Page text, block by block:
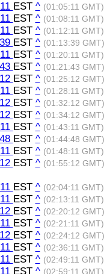
EST ^ (01:05:11 GMT)
EST ^ (01:08:11 GMT)
EST ^ (01:12:11 GMT)
EST ^ (01:13:39 GMT)
EST ^ (01:20:11 GMT)
EST ^ (01:21:43 GMT)
EST ^ (01:25:12 GMT)
EST ^ (01:28:11 GMT)
EST ^ (01:32:12 GMT)
EST ^ (01:34:12 GMT)
EST ^ (01:43:11 GMT)
EST ^ (01:44:48 GMT)
EST ^ (01:48:11 GMT)
EST ^ (01:55:12 GMT)
EST ^ (02:04:11 GMT)
EST ^ (02:13:11 GMT)
EST ^ (02:20:12 GMT)
EST ^ (02:21:11 GMT)
EST ^ (02:24:12 GMT)
EST ^ (02:36:11 GMT)
EST ^ (02:49:11 GMT)
EST ^ (02:59:11 GMT)